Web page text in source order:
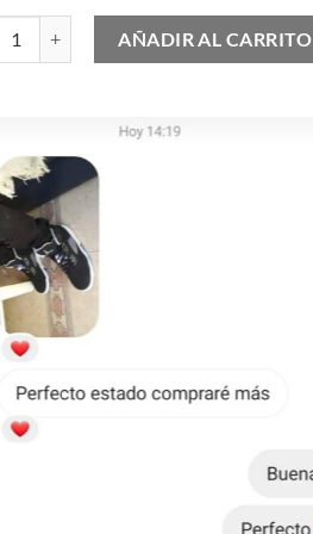
2002r cantidadAÑADIR AL CARRITO